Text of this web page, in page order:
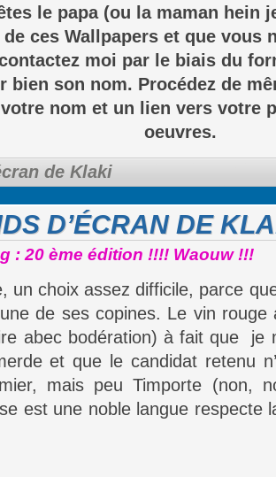
le papa (ou la maman hein
ces Wallpapers et que vous
moi par le biais du
bien son nom. Procédez de
nom et un lien vers votre
oeuvres.
de Klaki
D’ÉCRAN DE
: 20 ème édition !!!! Waouw !!!
un choix assez difficile, parce
de ses copines. Le vin rouge
abec bodération) à fait que je
et que le candidat retenu
mais peu Timporte (non,
est une noble langue respecte